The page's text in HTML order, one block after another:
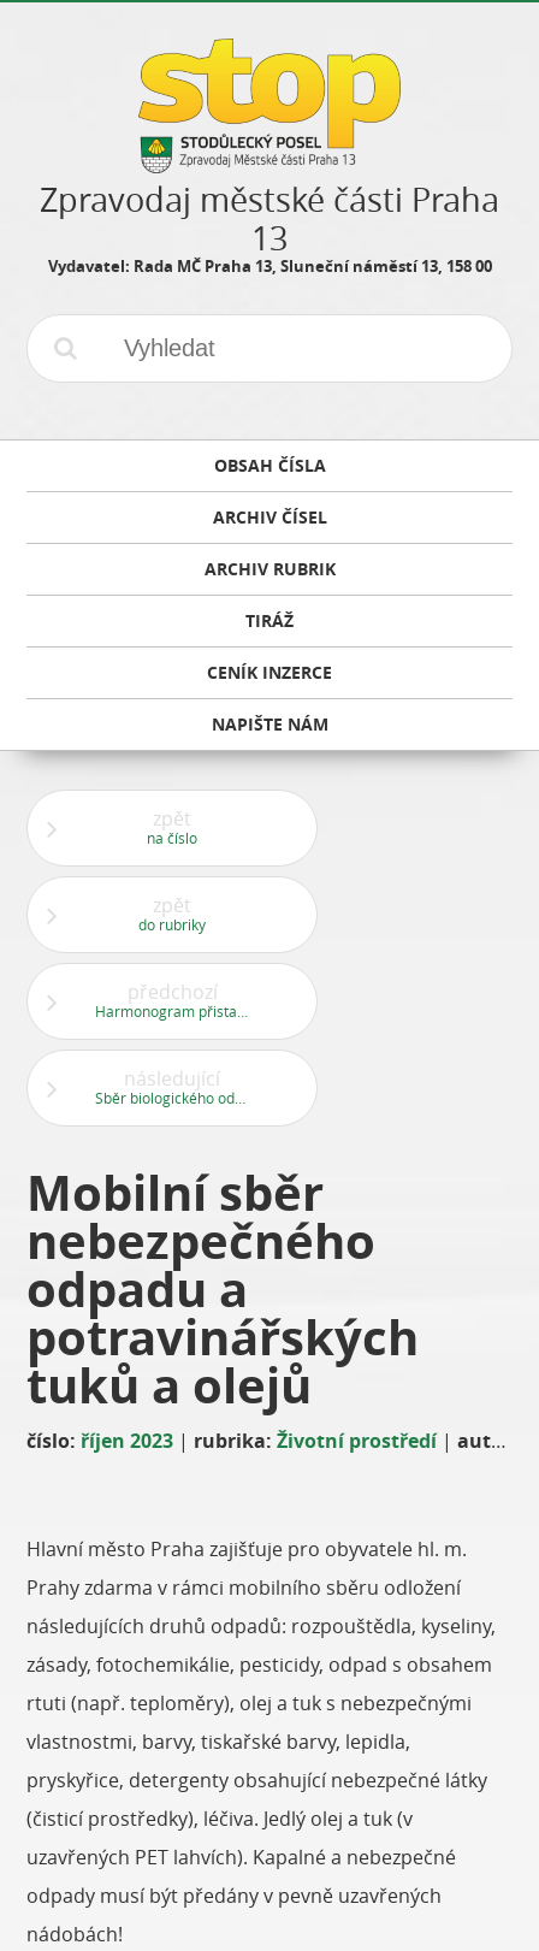
Zpravodaj městské části Praha
13
Vydavatel: Rada MČ Praha 13, Sluneční náměstí 13, 158 00
OBSAH ČÍSLA
ARCHIV ČÍSEL
ARCHIV RUBRIK
TIRÁŽ
CENÍK INZERCE
NAPIŠTE NÁM
zpět
na číslo
zpět
do rubriky
předchozí
následující
Mobilní sběr
nebezpečného
odpadu a
potravinářských
tuků a olejů
číslo: říjen 2023 | rubrika: Životní prostředí|autor:
Hlavní město Praha zajišťuje pro obyvatele hl. m.
Prahy zdarma v rámci mobilního sběru odložení
následujících druhů odpadů: rozpouštědla, kyseliny,
zásady, fotochemikálie, pesticidy, odpad s obsahem
rtuti (např. teploměry), olej a tuk s nebezpečnými
vlastnostmi, barvy, tiskařské barvy, lepidla,
pryskyřice, detergenty obsahující nebezpečné látky
(čisticí prostředky), léčiva. Jedlý olej a tuk (v
uzavřených PET lahvích). Kapalné a nebezpečné
odpady musí být předány v pevně uzavřených
nádobách!